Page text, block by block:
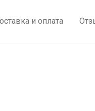
и оплата